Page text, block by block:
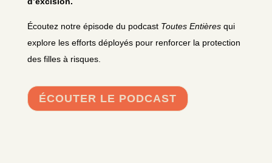
Écoutez notre épisode du podcast Toutes Entièresqui
explore les efforts déployés pour renforcer la protection
des filles à risques.
ÉCOUTER LE PODCAST